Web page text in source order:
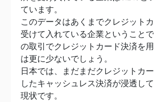
ています。
このデータはあくまでクレジット
受けて入れている企業ということ
の取引でクレジットカード決済を
は更に少ないでしょう。
日本では、まだまだクレジットカ
したキャッシュレス決済が浸透し
現状です。